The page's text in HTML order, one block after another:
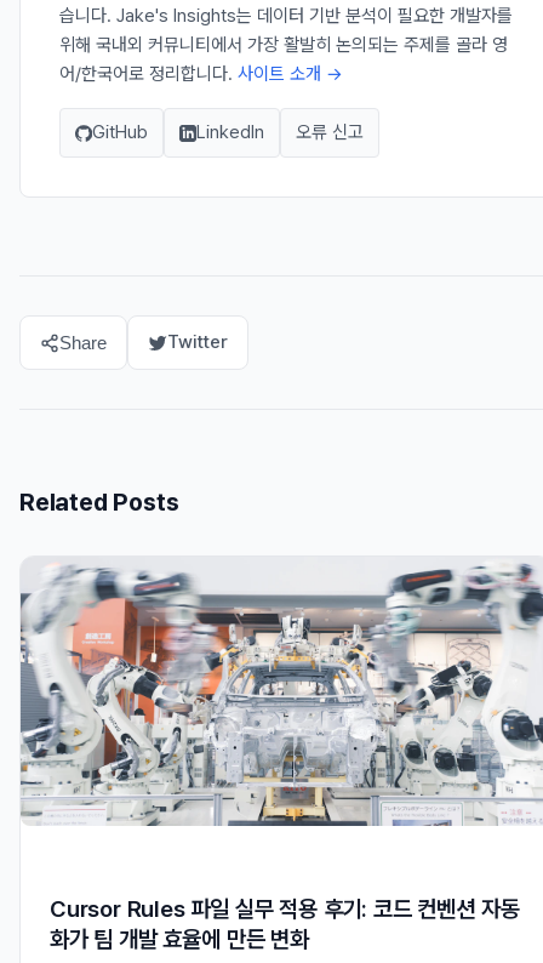
습니다. Jake's Insights는 데이터 기반 분석이 필요한 개발자를
위해 국내외 커뮤니티에서 가장 활발히 논의되는 주제를 골라 영
어/한국어로 정리합니다. 사이트 소개 →
GitHub LinkedIn 오류 신고
Share Twitter
Related Posts
Cursor Rules 파일 실무 적용 후기: 코드 컨벤션 자동
화가 팀 개발 효율에 만든 변화